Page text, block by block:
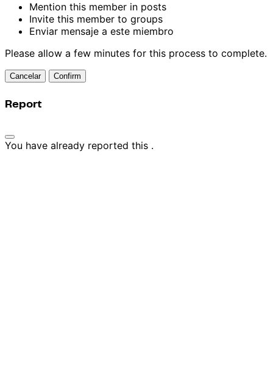
Mention this member in posts
Invite this member to groups
Enviar mensaje a este miembro
Please allow a few minutes for this process to complete.
Confirm
Report
You have already reported this .